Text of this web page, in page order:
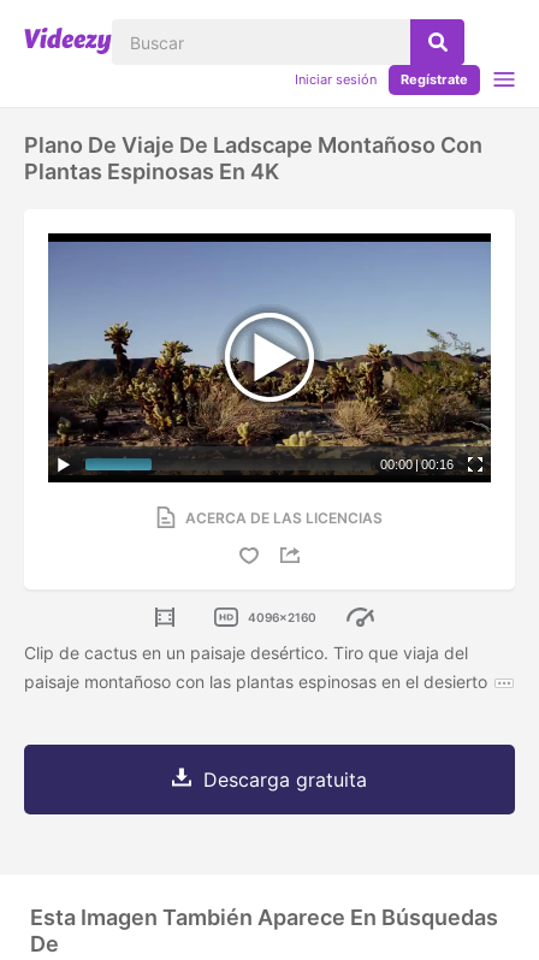
Iniciar sesión Regístrate
Plano De Viaje De Ladscape Montañoso Con
Plantas Espinosas En 4K
00:00|00:16
ACERCA DE LAS LICENCIAS
4096x2160
Clip de cactus en un paisaje desértico. Tiro que viaja del
paisaje montañoso con las plantas espinosas en el desierto
Descarga gratuita
Esta Imagen También Aparece En Búsquedas
De